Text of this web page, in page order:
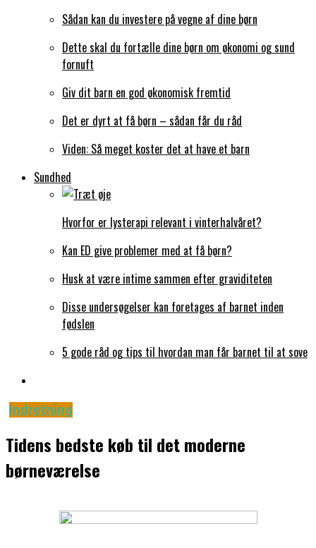
Sådan kan du investere på vegne af dine børn
Dette skal du fortælle dine børn om økonomi og sund
fornuft
Giv dit barn en god økonomisk fremtid
Det er dyrt at få børn – sådan får du råd
Viden: Så meget koster det at have et barn
Sundhed
Hvorfor er lysterapi relevant i vinterhalvåret?
Kan ED give problemer med at få børn?
Husk at være intime sammen efter graviditeten
Disse undersøgelser kan foretages af barnet inden
fødslen
5 gode råd og tips til hvordan man får barnet til at sove
Indretning
Tidens bedste køb til det moderne
børneværelse